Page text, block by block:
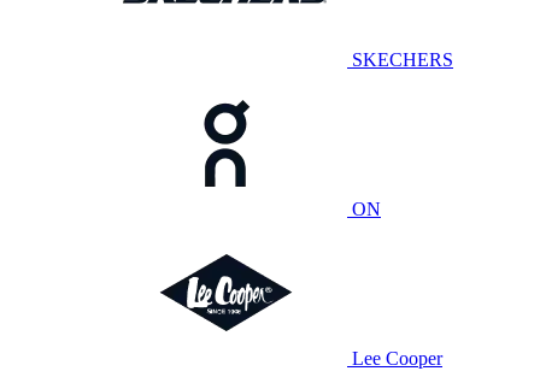
SKECHERS
ON
Lee Cooper